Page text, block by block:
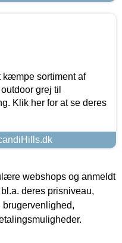
kæmpe sortiment af
grej til
Klik her for at se deres
webshops og anmeldt
deres prisniveau,